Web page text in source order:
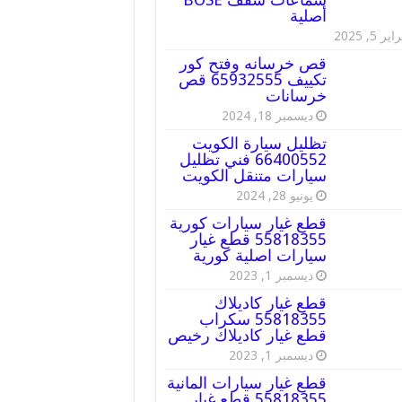
أصلية
5, 2025
قص خرسانه وفتح كور
تكييف 65932555 قص
خرسانات
ديسمبر 18, 2024
تظليل سيارة الكويت
66400552 فني تظليل
سيارات متنقل الكويت
يونيو 28, 2024
قطع غيار سيارات كورية
55818355 قطع غيار
سيارات اصلية كورية
ديسمبر 1, 2023
قطع غيار كاديلاك
55818355 سكراب
قطع غيار كاديلاك رخيص
ديسمبر 1, 2023
قطع غيار سيارات المانية